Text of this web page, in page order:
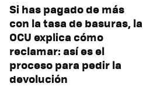
Si has pagado de más
con la tasa de basuras, la
OCU explica cómo
reclamar: así es el
proceso para pedir la
devolución